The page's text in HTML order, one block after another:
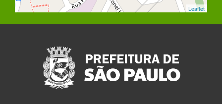
Leaflet